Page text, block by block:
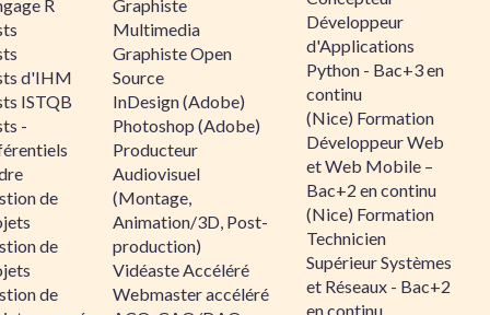
R
d'IHM
ISTQB
-
de
de
de
Graphiste
Multimedia
Graphiste Open
Source
InDesign (Adobe)
Photoshop (Adobe)
Producteur
Audiovisuel
(Montage,
Animation/3D, Post-
production)
Vidéaste Accéléré
Webmaster accéléré
Développeur
d'Applications
Python - Bac+3 en
continu
(Nice) Formation
Développeur Web
et Web Mobile –
Bac+2 en continu
(Nice) Formation
Technicien
Supérieur Systèmes
et Réseaux - Bac+2
en continu